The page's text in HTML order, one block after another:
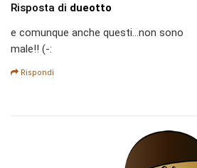
Risposta di dueotto
e comunque anche questi...non sono
male!! (-:
Rispondi